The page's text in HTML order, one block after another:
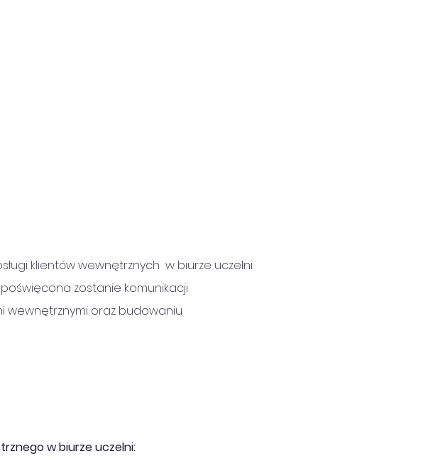
klientów wewnętrznych  w biurze uczelni
zostanie komunikacji
wewnętrznymi oraz budowaniu
w biurze uczelni: